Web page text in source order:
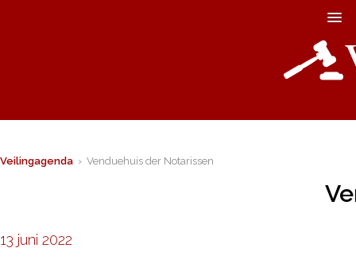
Veilingagenda › Venduehuis der Notarissen
13 juni 2022